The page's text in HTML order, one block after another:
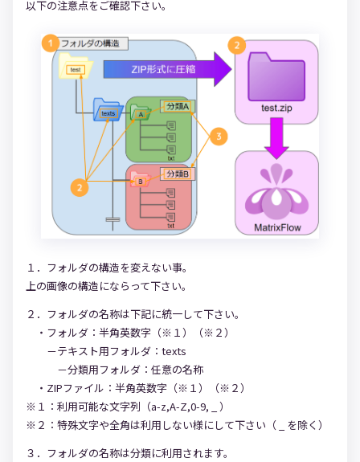
以下の注意点をご確認下さい。
１．フォルダの構造を変えない事。
上の画像の構造にならって下さい。
２．フォルダの名称は下記に統一して下さい。
・フォルダ：半角英数字（※１）（※２）
－テキスト用フォルダ：texts
－分類用フォルダ：任意の名称
・ZIPファイル：半角英数字（※１）（※２）
※１：利用可能な文字列（a-z,A-Z,0-9, _ ）
※２：特殊文字や全角は利用しない様にして下さい（ _ を除く）
３．フォルダの名称は分類に利用されます。